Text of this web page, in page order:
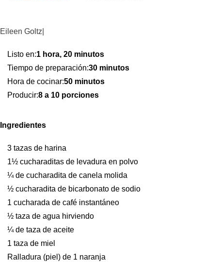
Eileen Goltz|
Listo en:1 hora, 20 minutos
Tiempo de preparación:30 minutos
Hora de cocinar:50 minutos
Producir:8 a 10 porciones
Ingredientes
3 tazas de harina
1½ cucharaditas de levadura en polvo
¼ de cucharadita de canela molida
½ cucharadita de bicarbonato de sodio
1 cucharada de café instantáneo
½ taza de agua hirviendo
¼ de taza de aceite
1 taza de miel
Ralladura (piel) de 1 naranja